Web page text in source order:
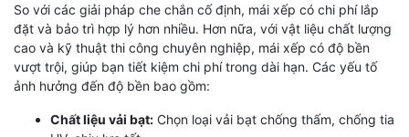
So với các giải pháp che chắn cố định, mái xếp có chi phí lắp
đặt và bảo trì hợp lý hơn nhiều. Hơn nữa, với vật liệu chất lượng
cao và kỹ thuật thi công chuyên nghiệp, mái xếp có độ bền
vượt trội, giúp bạn tiết kiệm chi phí trong dài hạn. Các yếu tố
ảnh hưởng đến độ bền bao gồm:
Chất liệu vải bạt: Chọn loại vải bạt chống thấm, chống tia